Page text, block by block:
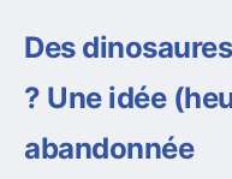
Des
? Une idée
abandonnée